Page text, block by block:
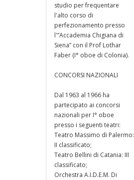
studio per frequentare
l'alto corso di
perfezionamento presso
l'”Accademia Chigiana di
Siena” con il Prof Lothar
Faber (I° oboe di Colonia).
CONCORSI NAZIONALI
Dal 1963 al 1966 ha
partecipato ai concorsi
nazionali per I° oboe
presso i seguenti teatri:
Teatro Massimo di Palermo:
II classificato;
Teatro Bellini di Catania: III
classificato;
Orchestra A.I.D.E.M. Di